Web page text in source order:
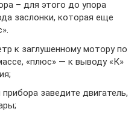
– для этого до упора
заслонки, которая еще
к заглушенному мотору по
«плюс» — к выводу «К»
заведите двигатель,